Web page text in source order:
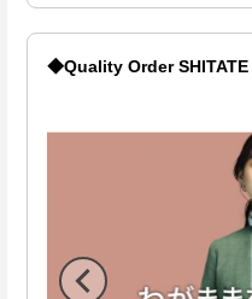
◆Quality Order SHITATE